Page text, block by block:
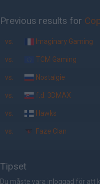
Previous results for
vs. Imaginary Gaming
vs. TCM Gaming
vs. Nostalgie
vs. f.d. 3DMAX
vs. Hawks
vs. Faze Clan
Tipset
Du måste vara inloggad för att